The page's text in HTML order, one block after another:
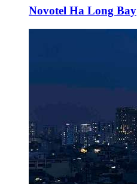
Novotel Ha Long Bay